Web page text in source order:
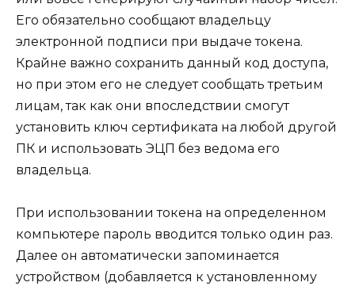
Его обязательно сообщают владельцу
электронной подписи при выдаче токена.
Крайне важно сохранить данный код доступа,
но при этом его не следует сообщать третьим
лицам, так как они впоследствии смогут
установить ключ сертификата на любой другой
ПК и использовать ЭЦП без ведома его
владельца.
При использовании токена на определенном
компьютере пароль вводится только один раз.
Далее он автоматически запоминается
устройством (добавляется к установленному